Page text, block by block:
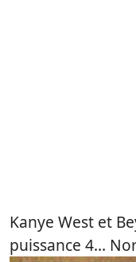
Kanye West et
puissance 4…